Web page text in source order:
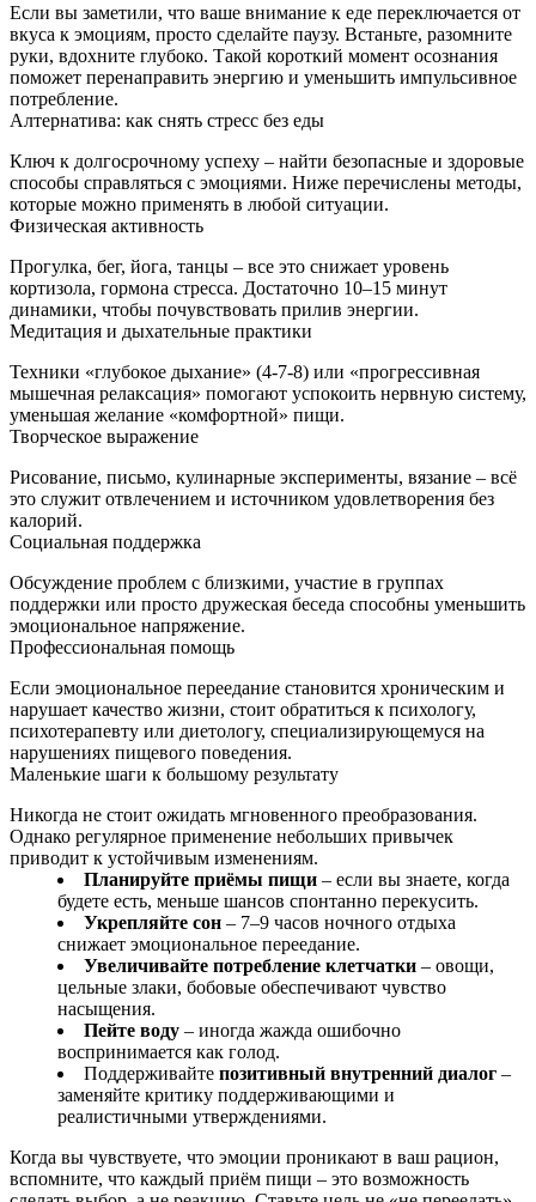
Если вы заметили, что ваше внимание к еде переключается от
вкуса к эмоциям, просто сделайте паузу. Встаньте, разомните
руки, вдохните глубоко. Такой короткий момент осознания
поможет перенаправить энергию и уменьшить импульсивное
потребление.
Алтернатива: как снять стресс без еды
Ключ к долгосрочному успеху – найти безопасные и здоровые
способы справляться с эмоциями. Ниже перечислены методы,
которые можно применять в любой ситуации.
Физическая активность
Прогулка, бег, йога, танцы – все это снижает уровень
кортизола, гормона стресса. Достаточно 10–15 минут
динамики, чтобы почувствовать прилив энергии.
Медитация и дыхательные практики
Техники «глубокое дыхание» (4-7-8) или «прогрессивная
мышечная релаксация» помогают успокоить нервную систему,
уменьшая желание «комфортной» пищи.
Творческое выражение
Рисование, письмо, кулинарные эксперименты, вязание – всё
это служит отвлечением и источником удовлетворения без
калорий.
Социальная поддержка
Обсуждение проблем с близкими, участие в группах
поддержки или просто дружеская беседа способны уменьшить
эмоциональное напряжение.
Профессиональная помощь
Если эмоциональное переедание становится хроническим и
нарушает качество жизни, стоит обратиться к психологу,
психотерапевту или диетологу, специализирующемуся на
нарушениях пищевого поведения.
Маленькие шаги к большому результату
Никогда не стоит ожидать мгновенного преобразования.
Однако регулярное применение небольших привычек
приводит к устойчивым изменениям.
Планируйте приёмы пищи – если вы знаете, когда
будете есть, меньше шансов спонтанно перекусить.
Укрепляйте сон – 7–9 часов ночного отдыха
снижает эмоциональное переедание.
Увеличивайте потребление клетчатки – овощи,
цельные злаки, бобовые обеспечивают чувство
насыщения.
Пейте воду – иногда жажда ошибочно
воспринимается как голод.
Поддерживайте позитивный внутренний диалог –
заменяйте критику поддерживающими и
реалистичными утверждениями.
Когда вы чувствуете, что эмоции проникают в ваш рацион,
вспомните, что каждый приём пищи – это возможность